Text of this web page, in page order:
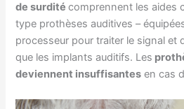
de surditécomprennent les aides
type prothèses auditives –
processeur pour traiter le signal et
que les implants auditifs. Les
deviennent insuffisantes en cas